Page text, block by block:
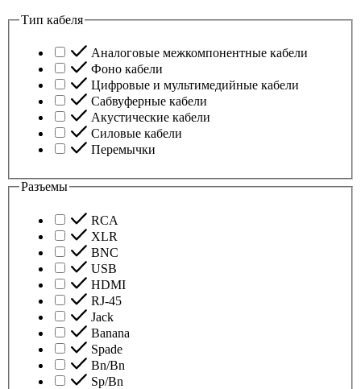
Тип кабеля
Аналоговые межкомпонентные кабели
Фоно кабели
Цифровые и мультимедийные кабели
Сабвуферные кабели
Акустические кабели
Силовые кабели
Перемычки
Разъемы
RCA
XLR
BNC
USB
HDMI
RJ-45
Jack
Banana
Spade
Bn/Bn
Sp/Bn